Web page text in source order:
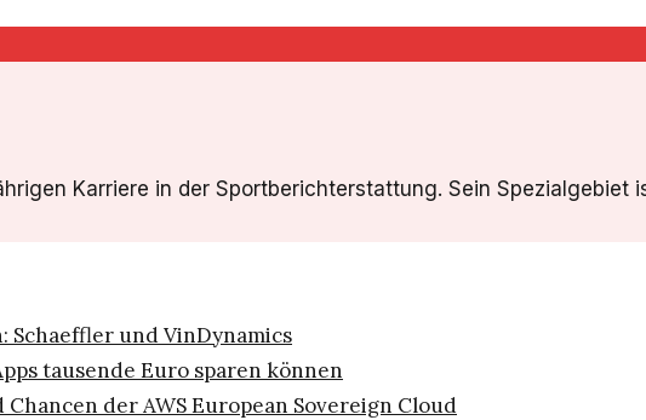
Karriere in der Sportberichterstattung. Sein Spezialgebiet
Schaeffler und VinDynamics
tausende Euro sparen können
der AWS European Sovereign Cloud